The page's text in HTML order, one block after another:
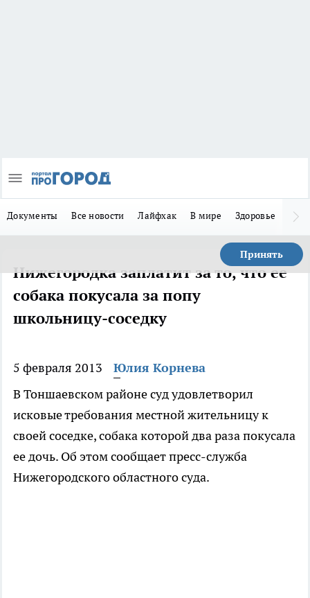
Документы Все новости Лайфхак В мире Здоровье
Принять
Нижегородка заплатит за то, что ее
собака покусала за попу
школьницу-соседку
5 февраля 2013
Юлия Корнева
В Тоншаевском районе суд удовлетворил
исковые требования местной жительницу к
своей соседке, собака которой два раза покусала
ее дочь. Об этом сообщает пресс-служба
Нижегородского областного суда.